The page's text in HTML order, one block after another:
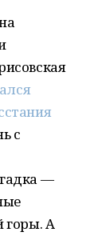
с
—
горы. А